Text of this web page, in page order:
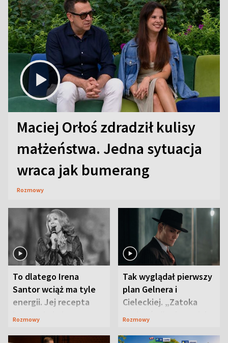
Maciej Orłoś zdradził kulisy
małżeństwa. Jedna sytuacja
wraca jak bumerang
Rozmowy
To dlatego Irena
Santor wciąż ma tyle
energii. Jej recepta
jest zaskakująco
Rozmowy
Tak wyglądał pierwszy
plan Gelnera i
Cieleckiej. „Zatoka
szpiegów” od razu ich
Rozmowy